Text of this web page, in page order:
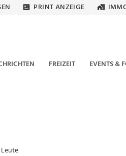
PRINT ANZEIGE
FREIZEIT EVENTS &